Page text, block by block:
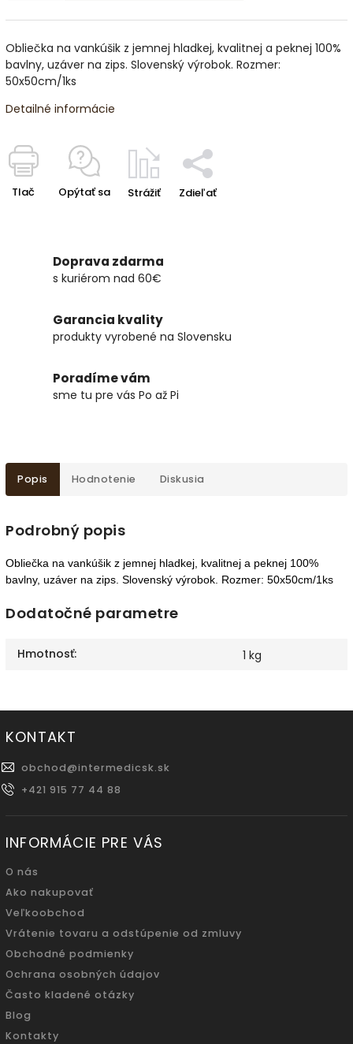
Obliečka na vankúšik z jemnej hladkej, kvalitnej a peknej 100%
bavlny, uzáver na zips. Slovenský výrobok. Rozmer:
50x50cm/1ks
Detailné informácie
Tlač Opýtať sa Strážiť Zdieľať
Doprava zdarma
s kuriérom nad 60€
Garancia kvality
produkty vyrobené na Slovensku
Poradíme vám
sme tu pre vás Po až Pi
Popis Hodnotenie Diskusia
Podrobný popis
Obliečka na vankúšik z jemnej hladkej, kvalitnej a peknej 100%
bavlny, uzáver na zips. Slovenský výrobok. Rozmer: 50x50cm/1ks
Dodatočné parametre
Hmotnosť: 1 kg
KONTAKT
obchod@intermedicsk.sk
+421 915 77 44 88
INFORMÁCIE PRE VÁS
O nás
Ako nakupovať
Veľkoobchod
Vrátenie tovaru a odstúpenie od zmluvy
Obchodné podmienky
Ochrana osobných údajov
Často kladené otázky
Blog
Kontakty